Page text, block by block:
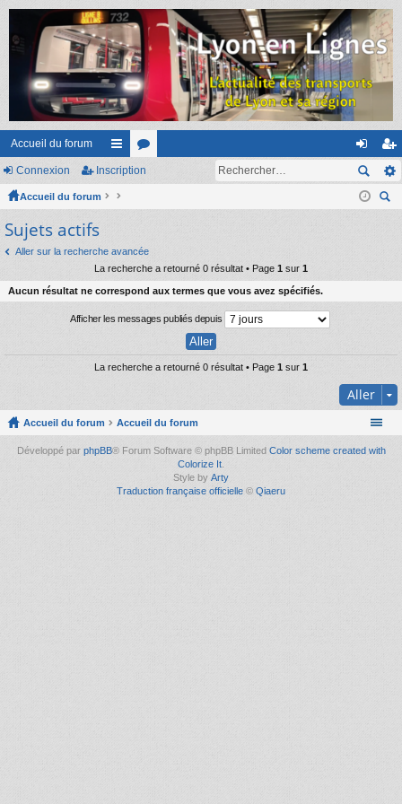
Accueil du forum
ac
co
ci
s
or
s
on
ne
ns
cri
Connexion Inscription
Accueil du forum
Sujets actifs
Aller sur la recherche avancée
La recherche a retourné 0 résultat • Page 1 sur 1
Aucun résultat ne correspond aux termes que vous avez spécifiés.
Afficher les messages publiés depuis
La recherche a retourné 0 résultat • Page 1 sur 1
Aller
Accueil du forum Accueil du forum
Développé par phpBB® Forum Software © phpBB Limited Color scheme created with
Colorize It
Style by Arty
Traduction française officielle © Qiaeru